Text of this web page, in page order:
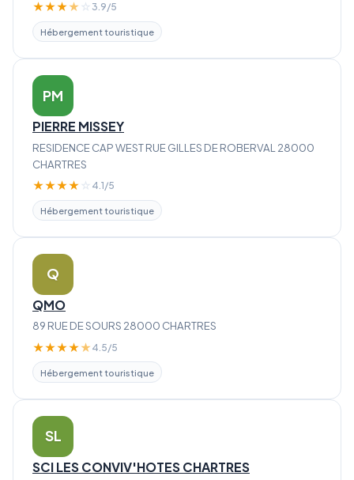
★★★★ ☆ 3.9/5
Hébergement touristique
PM
PIERRE MISSEY
RESIDENCE CAP WEST RUE GILLES DE ROBERVAL 28000
CHARTRES
★★★★ ☆ 4.1/5
Hébergement touristique
Q
QMO
89 RUE DE SOURS 28000 CHARTRES
★★★★★ 4.5/5
Hébergement touristique
SL
SCI LES CONVIV'HOTES CHARTRES